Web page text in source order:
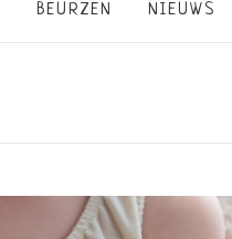
BEURZEN NIEUWS